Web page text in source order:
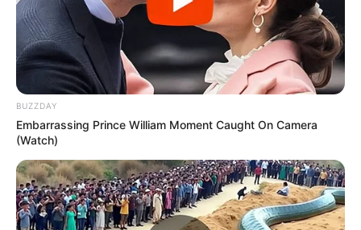
BUZZDAY
Embarrassing Prince William Moment Caught On Camera
(Watch)